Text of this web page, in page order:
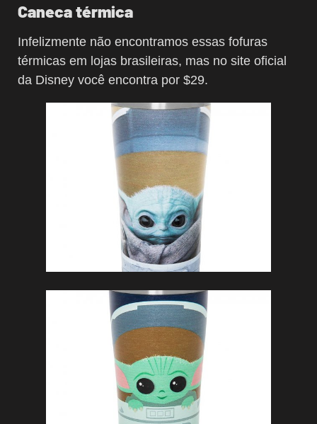
Caneca térmica
Infelizmente não encontramos essas fofuras
térmicas em lojas brasileiras, mas no site oficial
da Disney você encontra por $29.